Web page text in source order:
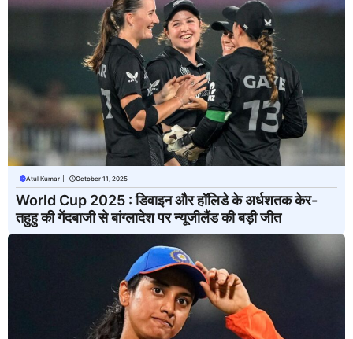
Atul Kumar October 11, 2025
World Cup 2025 : डिवाइन और हॉलिडे के अर्धशतक केर-
तहुहु की गेंदबाजी से बांग्लादेश पर न्यूजीलैंड की बड़ी जीत